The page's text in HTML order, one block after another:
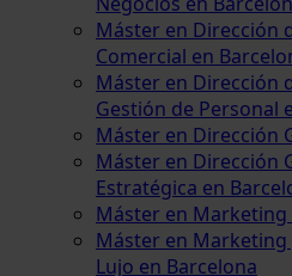
Máster en Dirección
Comercial en
Máster en Dirección
Gestión de Personal
Máster en Dirección
Máster en Dirección
Estratégica en
Máster en
Máster en Marketing
Lujo en Barcelona